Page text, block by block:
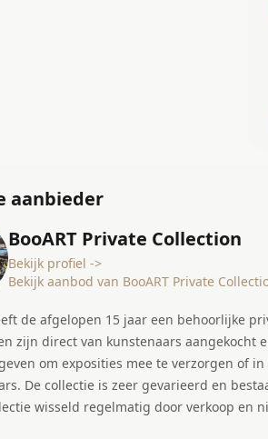
aanbieder
BooART Private Collection
Bekijk profiel ->
Bekijk aanbod van BooART Private
de afgelopen 15 jaar een behoorlijke
zijn direct van kunstenaars aangekocht
om exposities mee te verzorgen of
De collectie is zeer gevarieerd en
wisseld regelmatig door verkoop en